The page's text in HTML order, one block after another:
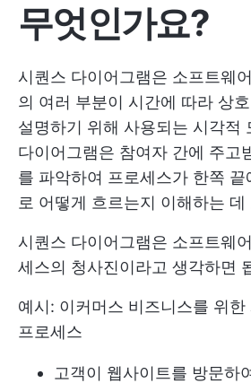
무엇인가요?
시퀀스 다이어그램은 소프트웨
의 여러 부분이 시간에 따라 상
설명하기 위해 사용되는 시각적
다이어그램은 참여자 간에 주고
를 파악하여 프로세스가 한쪽 끝
로 어떻게 흐르는지 이해하는
시퀀스 다이어그램은 소프트웨
세스의 청사진이라고 생각하면
예시: 이커머스 비즈니스를 위
프로세스
고객이 웹사이트를 방문하